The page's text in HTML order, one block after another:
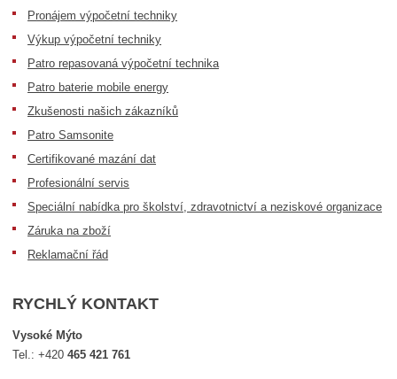
Pronájem výpočetní techniky
Výkup výpočetní techniky
Patro repasovaná výpočetní technika
Patro baterie mobile energy
Zkušenosti našich zákazníků
Patro Samsonite
Certifikované mazání dat
Profesionální servis
Speciální nabídka pro školství, zdravotnictví a neziskové organizace
Záruka na zboží
Reklamační řád
RYCHLÝ KONTAKT
Vysoké Mýto
Tel.:+420465 421 761